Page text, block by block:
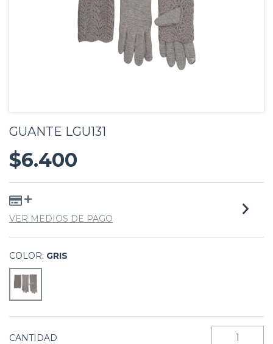
GUANTE LGU131
$6.400
VER MEDIOS DE PAGO
COLOR: GRIS
CANTIDAD